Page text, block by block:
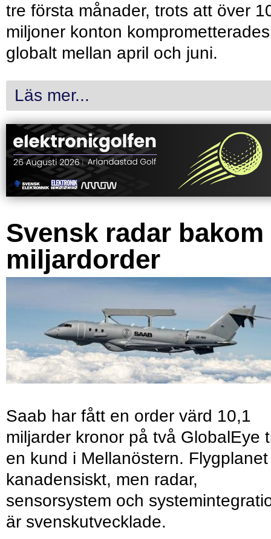
tre första månader, trots att över
miljoner konton komprometterades
globalt mellan april och juni.
Läs mer...
Svensk radar bakom
miljardorder
Saab har fått en order värd 10,1
miljarder kronor på två GlobalEye
en kund i Mellanöstern.
kanadensiskt, men radar,
sensorsystem och
är svenskutvecklade.